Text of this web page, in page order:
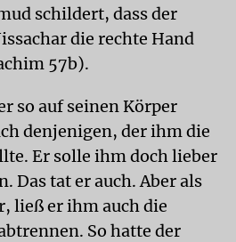
schildert, dass der
die rechte Hand
57b).
so auf seinen Körper
denjenigen, der ihm die
Er solle ihm doch lieber
Das tat er auch. Aber als
ließ er ihm auch die
So hatte der